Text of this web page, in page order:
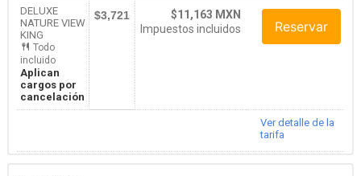
DELUXE
NATURE VIEW
KING
Todo
incluido
Aplican
cargos por
cancelación
$3,721
$11,163 MXN
Impuestos incluidos
Reservar
Ver detalle de la
tarifa